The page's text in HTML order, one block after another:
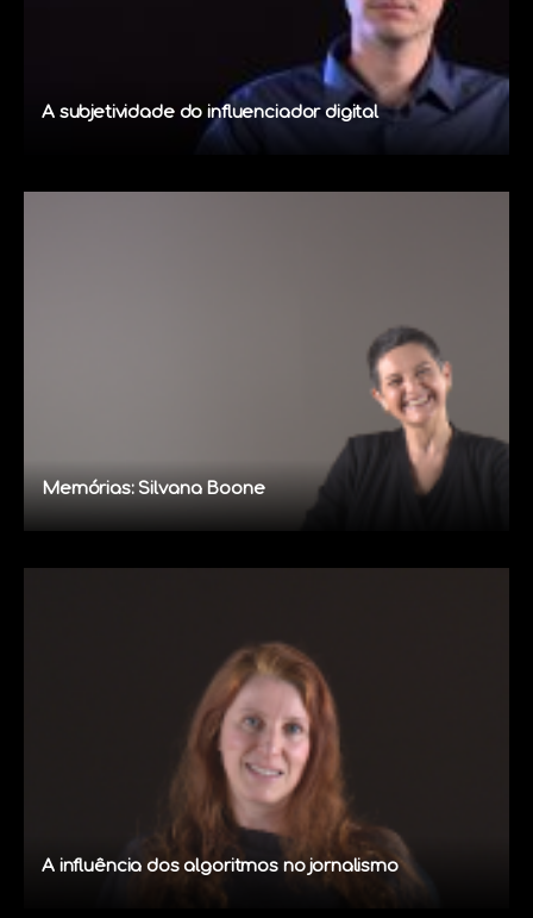
A subjetividade do influenciador digital
Memórias: Silvana Boone
A influência dos algoritmos no jornalismo